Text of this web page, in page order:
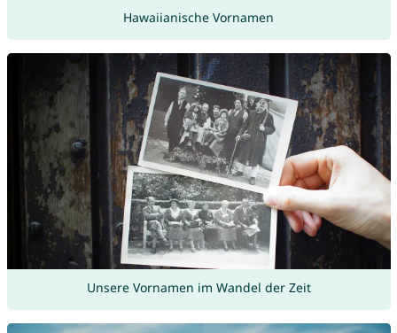
Hawaiianische Vornamen
Unsere Vornamen im Wandel der Zeit